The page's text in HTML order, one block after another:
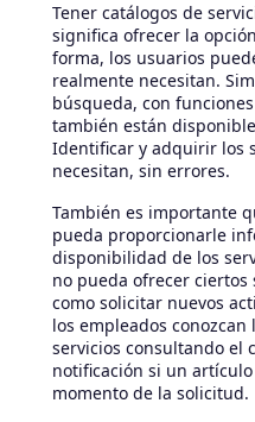
Tener catálogos de
significa ofrecer la
forma, los usuarios
realmente necesitan.
búsqueda, con
también están
Identificar y adquirir los
necesitan, sin errores.
También es importante
pueda proporcionarle
disponibilidad de los
no pueda ofrecer ciertos
como solicitar nuevos
los empleados
servicios consultando el
notificación si un
momento de la solicitud.